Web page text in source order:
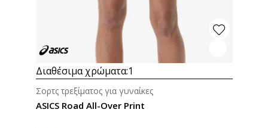
Διαθέσιμα χρώματα:1
ASICS Road All-Over Print
Σορτς τρεξίματος για γυναίκες